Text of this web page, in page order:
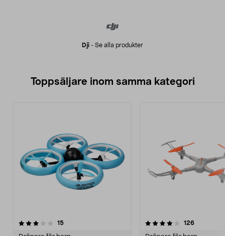
Dji - Se alla produkter
Toppsäljare inom samma kategori
15recensioner
4.0 av 5 stjärnor 126
3.5 av 5 stjärnor